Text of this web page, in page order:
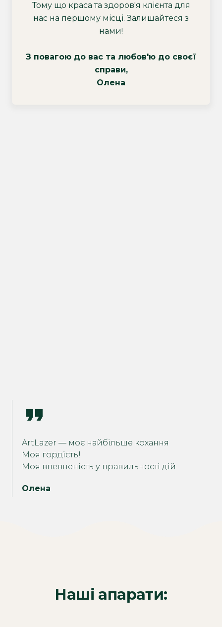
Тому що краса та здоров'я клієнта для
нас на першому місці. Залишайтеся з
нами!
З повагою до вас та любов'ю до своєї
справи,
Олена
ArtLazer — моє найбільше кохання
Моя гордість!
Моя впевненість у правильності дій
Олена
Наші апарати: